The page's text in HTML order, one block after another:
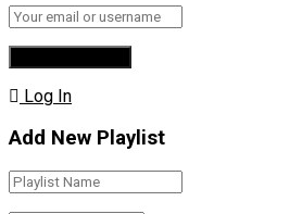
Log In
Add New Playlist